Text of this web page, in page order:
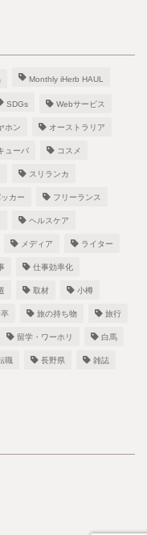
Monthly iHerb HAUL
SDGs Webサービス
ホン オーストラリア
ューバ コスメ
スリランカ
カー フリーランス
ヘルスケア
メディア ライター
仕事効率化
取材 小樽
旅の持ち物 旅行
留学・ワーホリ 白馬
職 長野県 雑誌